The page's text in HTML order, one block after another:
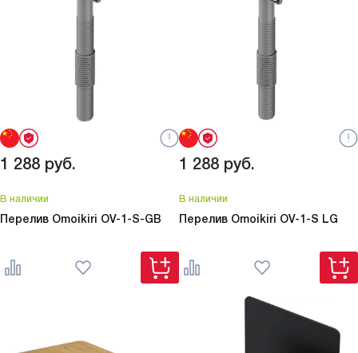
1 288 руб.
В наличии
Перелив Omoikiri OV-1-S-GB
1 288 руб.
В наличии
Перелив Omoikiri OV-1-S LG